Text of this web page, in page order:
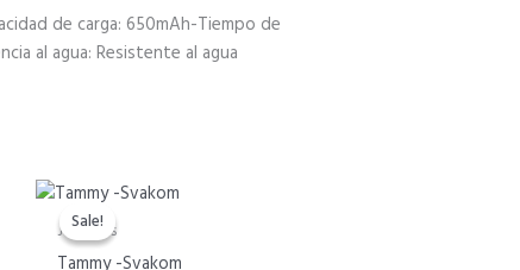
de carga: 650mAh-Tiempo de
al agua: Resistente al agua
Sale!
Sale!
Juguetes
Tammy -Svakom
El
original